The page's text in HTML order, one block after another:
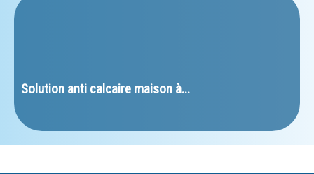
﻿Solution anti calcaire maison à...